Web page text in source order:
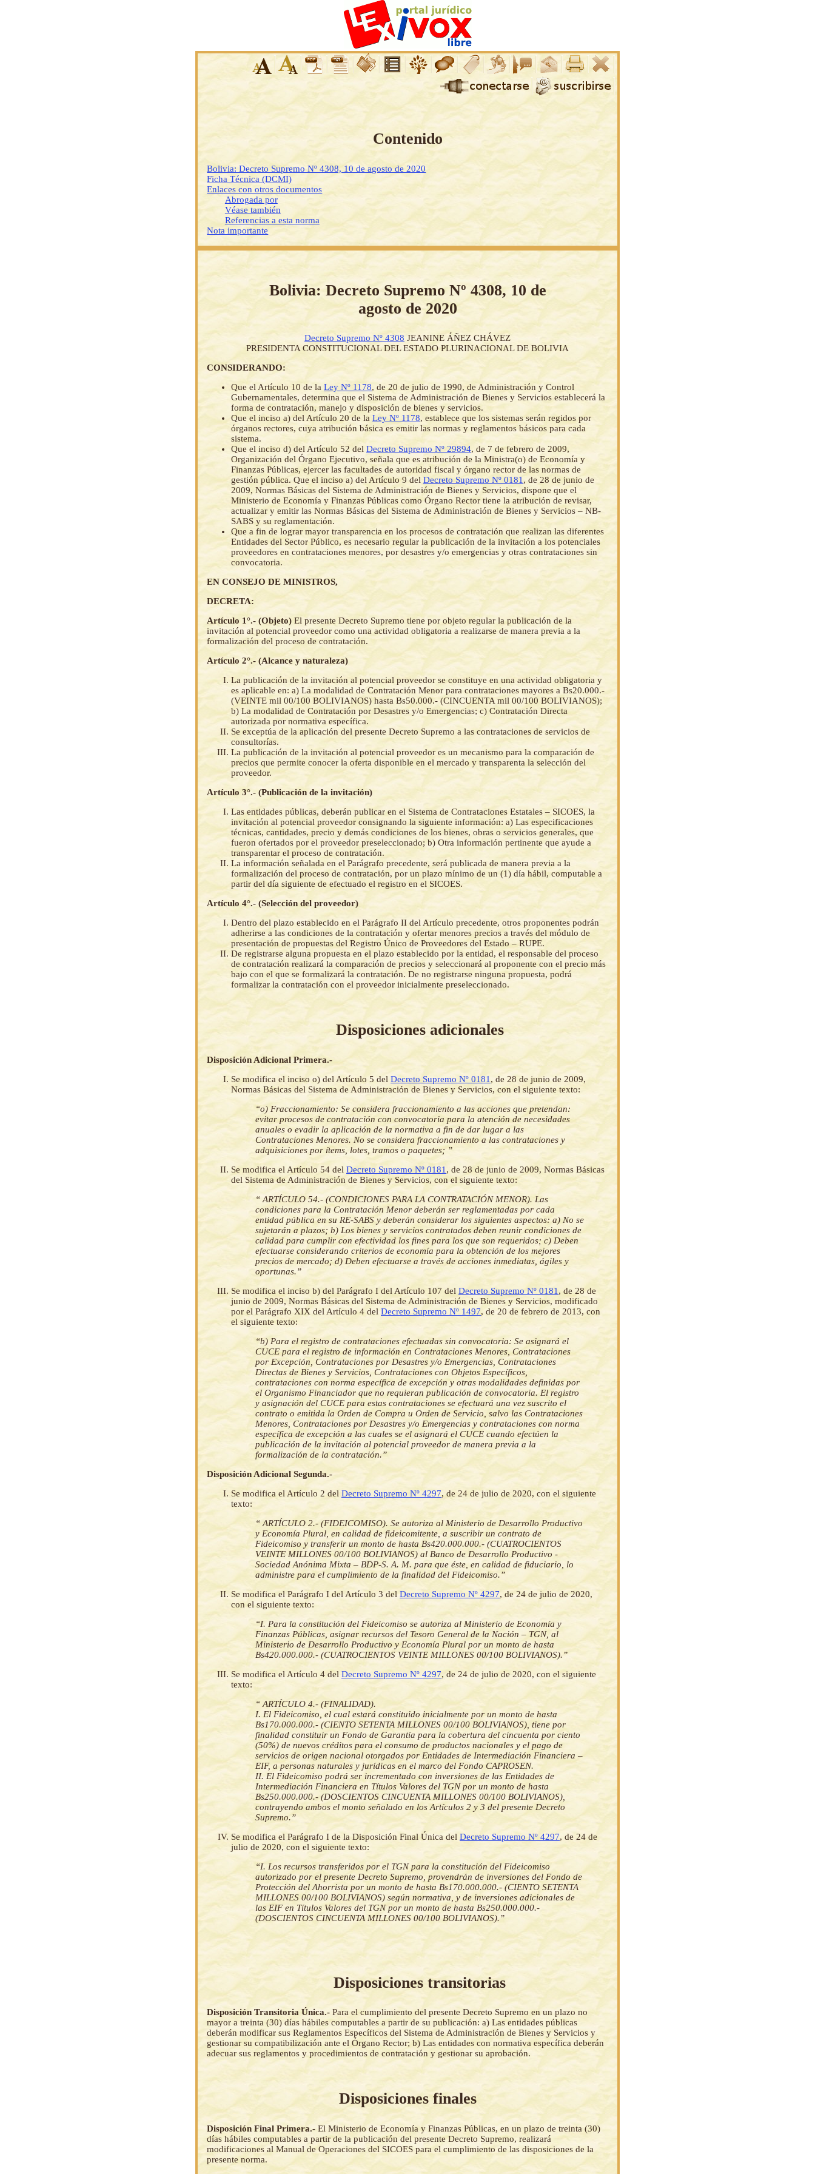
Contenido
Bolivia: Decreto Supremo Nº 4308, 10 de agosto de 2020
Ficha Técnica (DCMI)
Enlaces con otros documentos
Abrogada por
Véase también
Referencias a esta norma
Nota importante
Bolivia: Decreto Supremo Nº 4308, 10 de
agosto de 2020
Decreto Supremo Nº 4308 JEANINE ÁÑEZ CHÁVEZ
PRESIDENTA CONSTITUCIONAL DEL ESTADO PLURINACIONAL DE BOLIVIA
CONSIDERANDO:
Que el Artículo 10 de la Ley Nº 1178, de 20 de julio de 1990, de Administración y Control
Gubernamentales, determina que el Sistema de Administración de Bienes y Servicios establecerá la
forma de contratación, manejo y disposición de bienes y servicios.
Que el inciso a) del Artículo 20 de la Ley Nº 1178, establece que los sistemas serán regidos por
órganos rectores, cuya atribución básica es emitir las normas y reglamentos básicos para cada
sistema.
Que el inciso d) del Artículo 52 del Decreto Supremo Nº 29894, de 7 de febrero de 2009,
Organización del Órgano Ejecutivo, señala que es atribución de la Ministra(o) de Economía y
Finanzas Públicas, ejercer las facultades de autoridad fiscal y órgano rector de las normas de
gestión pública. Que el inciso a) del Artículo 9 del Decreto Supremo Nº 0181 , de 28 de junio de
2009, Normas Básicas del Sistema de Administración de Bienes y Servicios, dispone que el
Ministerio de Economía y Finanzas Públicas como Órgano Rector tiene la atribución de revisar,
actualizar y emitir las Normas Básicas del Sistema de Administración de Bienes y Servicios – NB-
SABS y su reglamentación.
Que a fin de lograr mayor transparencia en los procesos de contratación que realizan las diferentes
Entidades del Sector Público, es necesario regular la publicación de la invitación a los potenciales
proveedores en contrataciones menores, por desastres y/o emergencias y otras contrataciones sin
convocatoria.
EN CONSEJO DE MINISTROS,
DECRETA:
Artículo 1°.- (Objeto) El presente Decreto Supremo tiene por objeto regular la publicación de la
invitación al potencial proveedor como una actividad obligatoria a realizarse de manera previa a la
formalización del proceso de contratación.
Artículo 2°.- (Alcance y naturaleza)
La publicación de la invitación al potencial proveedor se constituye en una actividad obligatoria y
es aplicable en: a) La modalidad de Contratación Menor para contrataciones mayores a Bs20.000.-
(VEINTE mil 00/100 BOLIVIANOS) hasta Bs50.000.- (CINCUENTA mil 00/100 BOLIVIANOS);
b) La modalidad de Contratación por Desastres y/o Emergencias; c) Contratación Directa
autorizada por normativa específica.
Se exceptúa de la aplicación del presente Decreto Supremo a las contrataciones de servicios de
consultorías.
La publicación de la invitación al potencial proveedor es un mecanismo para la comparación de
precios que permite conocer la oferta disponible en el mercado y transparenta la selección del
proveedor.
Artículo 3°.- (Publicación de la invitación)
Las entidades públicas, deberán publicar en el Sistema de Contrataciones Estatales – SICOES, la
invitación al potencial proveedor consignando la siguiente información: a) Las especificaciones
técnicas, cantidades, precio y demás condiciones de los bienes, obras o servicios generales, que
fueron ofertados por el proveedor preseleccionado; b) Otra información pertinente que ayude a
transparentar el proceso de contratación.
La información señalada en el Parágrafo precedente, será publicada de manera previa a la
formalización del proceso de contratación, por un plazo mínimo de un (1) día hábil, computable a
partir del día siguiente de efectuado el registro en el SICOES.
Artículo 4°.- (Selección del proveedor)
Dentro del plazo establecido en el Parágrafo II del Artículo precedente, otros proponentes podrán
adherirse a las condiciones de la contratación y ofertar menores precios a través del módulo de
presentación de propuestas del Registro Único de Proveedores del Estado – RUPE.
De registrarse alguna propuesta en el plazo establecido por la entidad, el responsable del proceso
de contratación realizará la comparación de precios y seleccionará al proponente con el precio más
bajo con el que se formalizará la contratación. De no registrarse ninguna propuesta, podrá
formalizar la contratación con el proveedor inicialmente preseleccionado.
Disposiciones adicionales
Disposición Adicional Primera.-
Se modifica el inciso o) del Artículo 5 del Decreto Supremo Nº 0181 , de 28 de junio de 2009,
Normas Básicas del Sistema de Administración de Bienes y Servicios, con el siguiente texto:
“o) Fraccionamiento: Se considera fraccionamiento a las acciones que pretendan:
evitar procesos de contratación con convocatoria para la atención de necesidades
anuales o evadir la aplicación de la normativa a fin de dar lugar a las
Contrataciones Menores. No se considera fraccionamiento a las contrataciones y
adquisiciones por ítems, lotes, tramos o paquetes; ”
Se modifica el Artículo 54 del Decreto Supremo Nº 0181 , de 28 de junio de 2009, Normas Básicas
del Sistema de Administración de Bienes y Servicios, con el siguiente texto:
“ ARTÍCULO 54.- (CONDICIONES PARA LA CONTRATACIÓN MENOR). Las
condiciones para la Contratación Menor deberán ser reglamentadas por cada
entidad pública en su RE-SABS y deberán considerar los siguientes aspectos: a) No se
sujetarán a plazos; b) Los bienes y servicios contratados deben reunir condiciones de
calidad para cumplir con efectividad los fines para los que son requeridos; c) Deben
efectuarse considerando criterios de economía para la obtención de los mejores
precios de mercado; d) Deben efectuarse a través de acciones inmediatas, ágiles y
oportunas.”
Se modifica el inciso b) del Parágrafo I del Artículo 107 del Decreto Supremo Nº 0181 , de 28 de
junio de 2009, Normas Básicas del Sistema de Administración de Bienes y Servicios, modificado
por el Parágrafo XIX del Artículo 4 del Decreto Supremo Nº 1497, de 20 de febrero de 2013, con
el siguiente texto:
“b) Para el registro de contrataciones efectuadas sin convocatoria: Se asignará el
CUCE para el registro de información en Contrataciones Menores, Contrataciones
por Excepción, Contrataciones por Desastres y/o Emergencias, Contrataciones
Directas de Bienes y Servicios, Contrataciones con Objetos Específicos,
contrataciones con norma específica de excepción y otras modalidades definidas por
el Organismo Financiador que no requieran publicación de convocatoria. El registro
y asignación del CUCE para estas contrataciones se efectuará una vez suscrito el
contrato o emitida la Orden de Compra u Orden de Servicio, salvo las Contrataciones
Menores, Contrataciones por Desastres y/o Emergencias y contrataciones con norma
específica de excepción a las cuales se el asignará el CUCE cuando efectúen la
publicación de la invitación al potencial proveedor de manera previa a la
formalización de la contratación.”
Disposición Adicional Segunda.-
Se modifica el Artículo 2 del Decreto Supremo Nº 4297, de 24 de julio de 2020, con el siguiente
texto:
“ ARTÍCULO 2.- (FIDEICOMISO). Se autoriza al Ministerio de Desarrollo Productivo
y Economía Plural, en calidad de fideicomitente, a suscribir un contrato de
Fideicomiso y transferir un monto de hasta Bs420.000.000.- (CUATROCIENTOS
VEINTE MILLONES 00/100 BOLIVIANOS) al Banco de Desarrollo Productivo -
Sociedad Anónima Mixta – BDP-S. A. M. para que éste, en calidad de fiduciario, lo
administre para el cumplimiento de la finalidad del Fideicomiso.”
Se modifica el Parágrafo I del Artículo 3 delDecreto Supremo Nº 4297, de 24 de julio de 2020,
con el siguiente texto:
“I. Para la constitución del Fideicomiso se autoriza al Ministerio de Economía y
Finanzas Públicas, asignar recursos del Tesoro General de la Nación – TGN, al
Ministerio de Desarrollo Productivo y Economía Plural por un monto de hasta
Bs420.000.000.- (CUATROCIENTOS VEINTE MILLONES 00/100 BOLIVIANOS).”
Se modifica el Artículo 4 del Decreto Supremo Nº 4297, de 24 de julio de 2020, con el siguiente
texto:
“ ARTÍCULO 4.- (FINALIDAD).
I. El Fideicomiso, el cual estará constituido inicialmente por un monto de hasta
Bs170.000.000.- (CIENTO SETENTA MILLONES 00/100 BOLIVIANOS), tiene por
finalidad constituir un Fondo de Garantía para la cobertura del cincuenta por ciento
(50%) de nuevos créditos para el consumo de productos nacionales y el pago de
servicios de origen nacional otorgados por Entidades de Intermediación Financiera –
EIF, a personas naturales y jurídicas en el marco del Fondo CAPROSEN.
II. El Fideicomiso podrá ser incrementado con inversiones de las Entidades de
Intermediación Financiera en Títulos Valores del TGN por un monto de hasta
Bs250.000.000.- (DOSCIENTOS CINCUENTA MILLONES 00/100 BOLIVIANOS),
contrayendo ambos el monto señalado en los Artículos 2 y 3 del presente Decreto
Supremo.”
Se modifica el Parágrafo I de la Disposición Final Única del Decreto Supremo Nº 4297, de 24 de
julio de 2020, con el siguiente texto:
“I. Los recursos transferidos por el TGN para la constitución del Fideicomiso
autorizado por el presente Decreto Supremo, provendrán de inversiones del Fondo de
Protección del Ahorrista por un monto de hasta Bs170.000.000.- (CIENTO SETENTA
MILLONES 00/100 BOLIVIANOS) según normativa, y de inversiones adicionales de
las EIF en Títulos Valores del TGN por un monto de hasta Bs250.000.000.-
(DOSCIENTOS CINCUENTA MILLONES 00/100 BOLIVIANOS).”
Disposiciones transitorias
Disposición Transitoria Única.- Para el cumplimiento del presente Decreto Supremo en un plazo no
mayor a treinta (30) días hábiles computables a partir de su publicación: a) Las entidades públicas
deberán modificar sus Reglamentos Específicos del Sistema de Administración de Bienes y Servicios y
gestionar su compatibilización ante el Órgano Rector; b) Las entidades con normativa específica deberán
adecuar sus reglamentos y procedimientos de contratación y gestionar su aprobación.
Disposiciones finales
Disposición Final Primera.- El Ministerio de Economía y Finanzas Públicas, en un plazo de treinta (30)
días hábiles computables a partir de la publicación del presente Decreto Supremo, realizará
modificaciones al Manual de Operaciones del SICOES para el cumplimiento de las disposiciones de la
presente norma.